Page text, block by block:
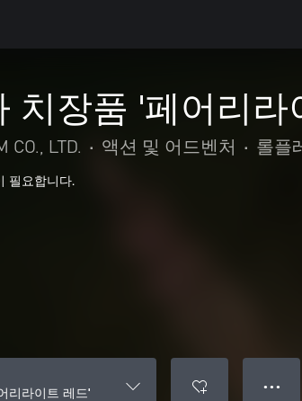
치장품 '페어리라
CO., LTD. • 액션 및 어드벤처 • 롤플
필요합니다.
리라이트 레드'
● ● ●